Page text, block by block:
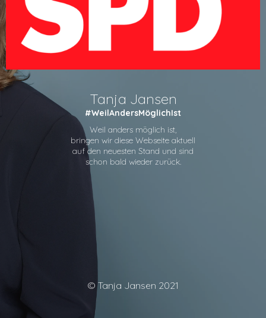
Tanja Jansen
#WeilAndersMöglichIst
Weil anders möglich ist,
bringen wir diese Webseite aktuell
auf den neuesten Stand und sind
schon bald wieder zurück.
© Tanja Jansen 2021